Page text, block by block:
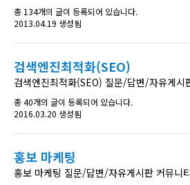
총 134개의 글이 등록되어 있습니다.
2013.04.19 생성됨
검색엔진최적화(SEO)
검색엔진최적화(SEO) 질문/답변/자유게시
총 40개의 글이 등록되어 있습니다.
2016.03.20 생성됨
홍보 마케팅
홍보 마케팅 질문/답변/자유게시판 커뮤니